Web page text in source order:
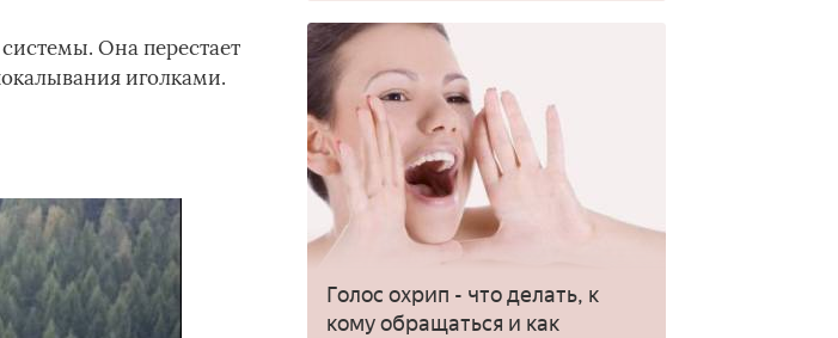
Она перестает
иголками.
Голос охрип - что делать, к
кому обращаться и как